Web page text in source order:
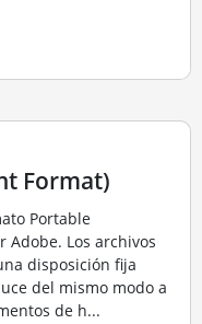
Format)
Portable
Adobe. Los archivos
disposición fija
del mismo modo a
de h...